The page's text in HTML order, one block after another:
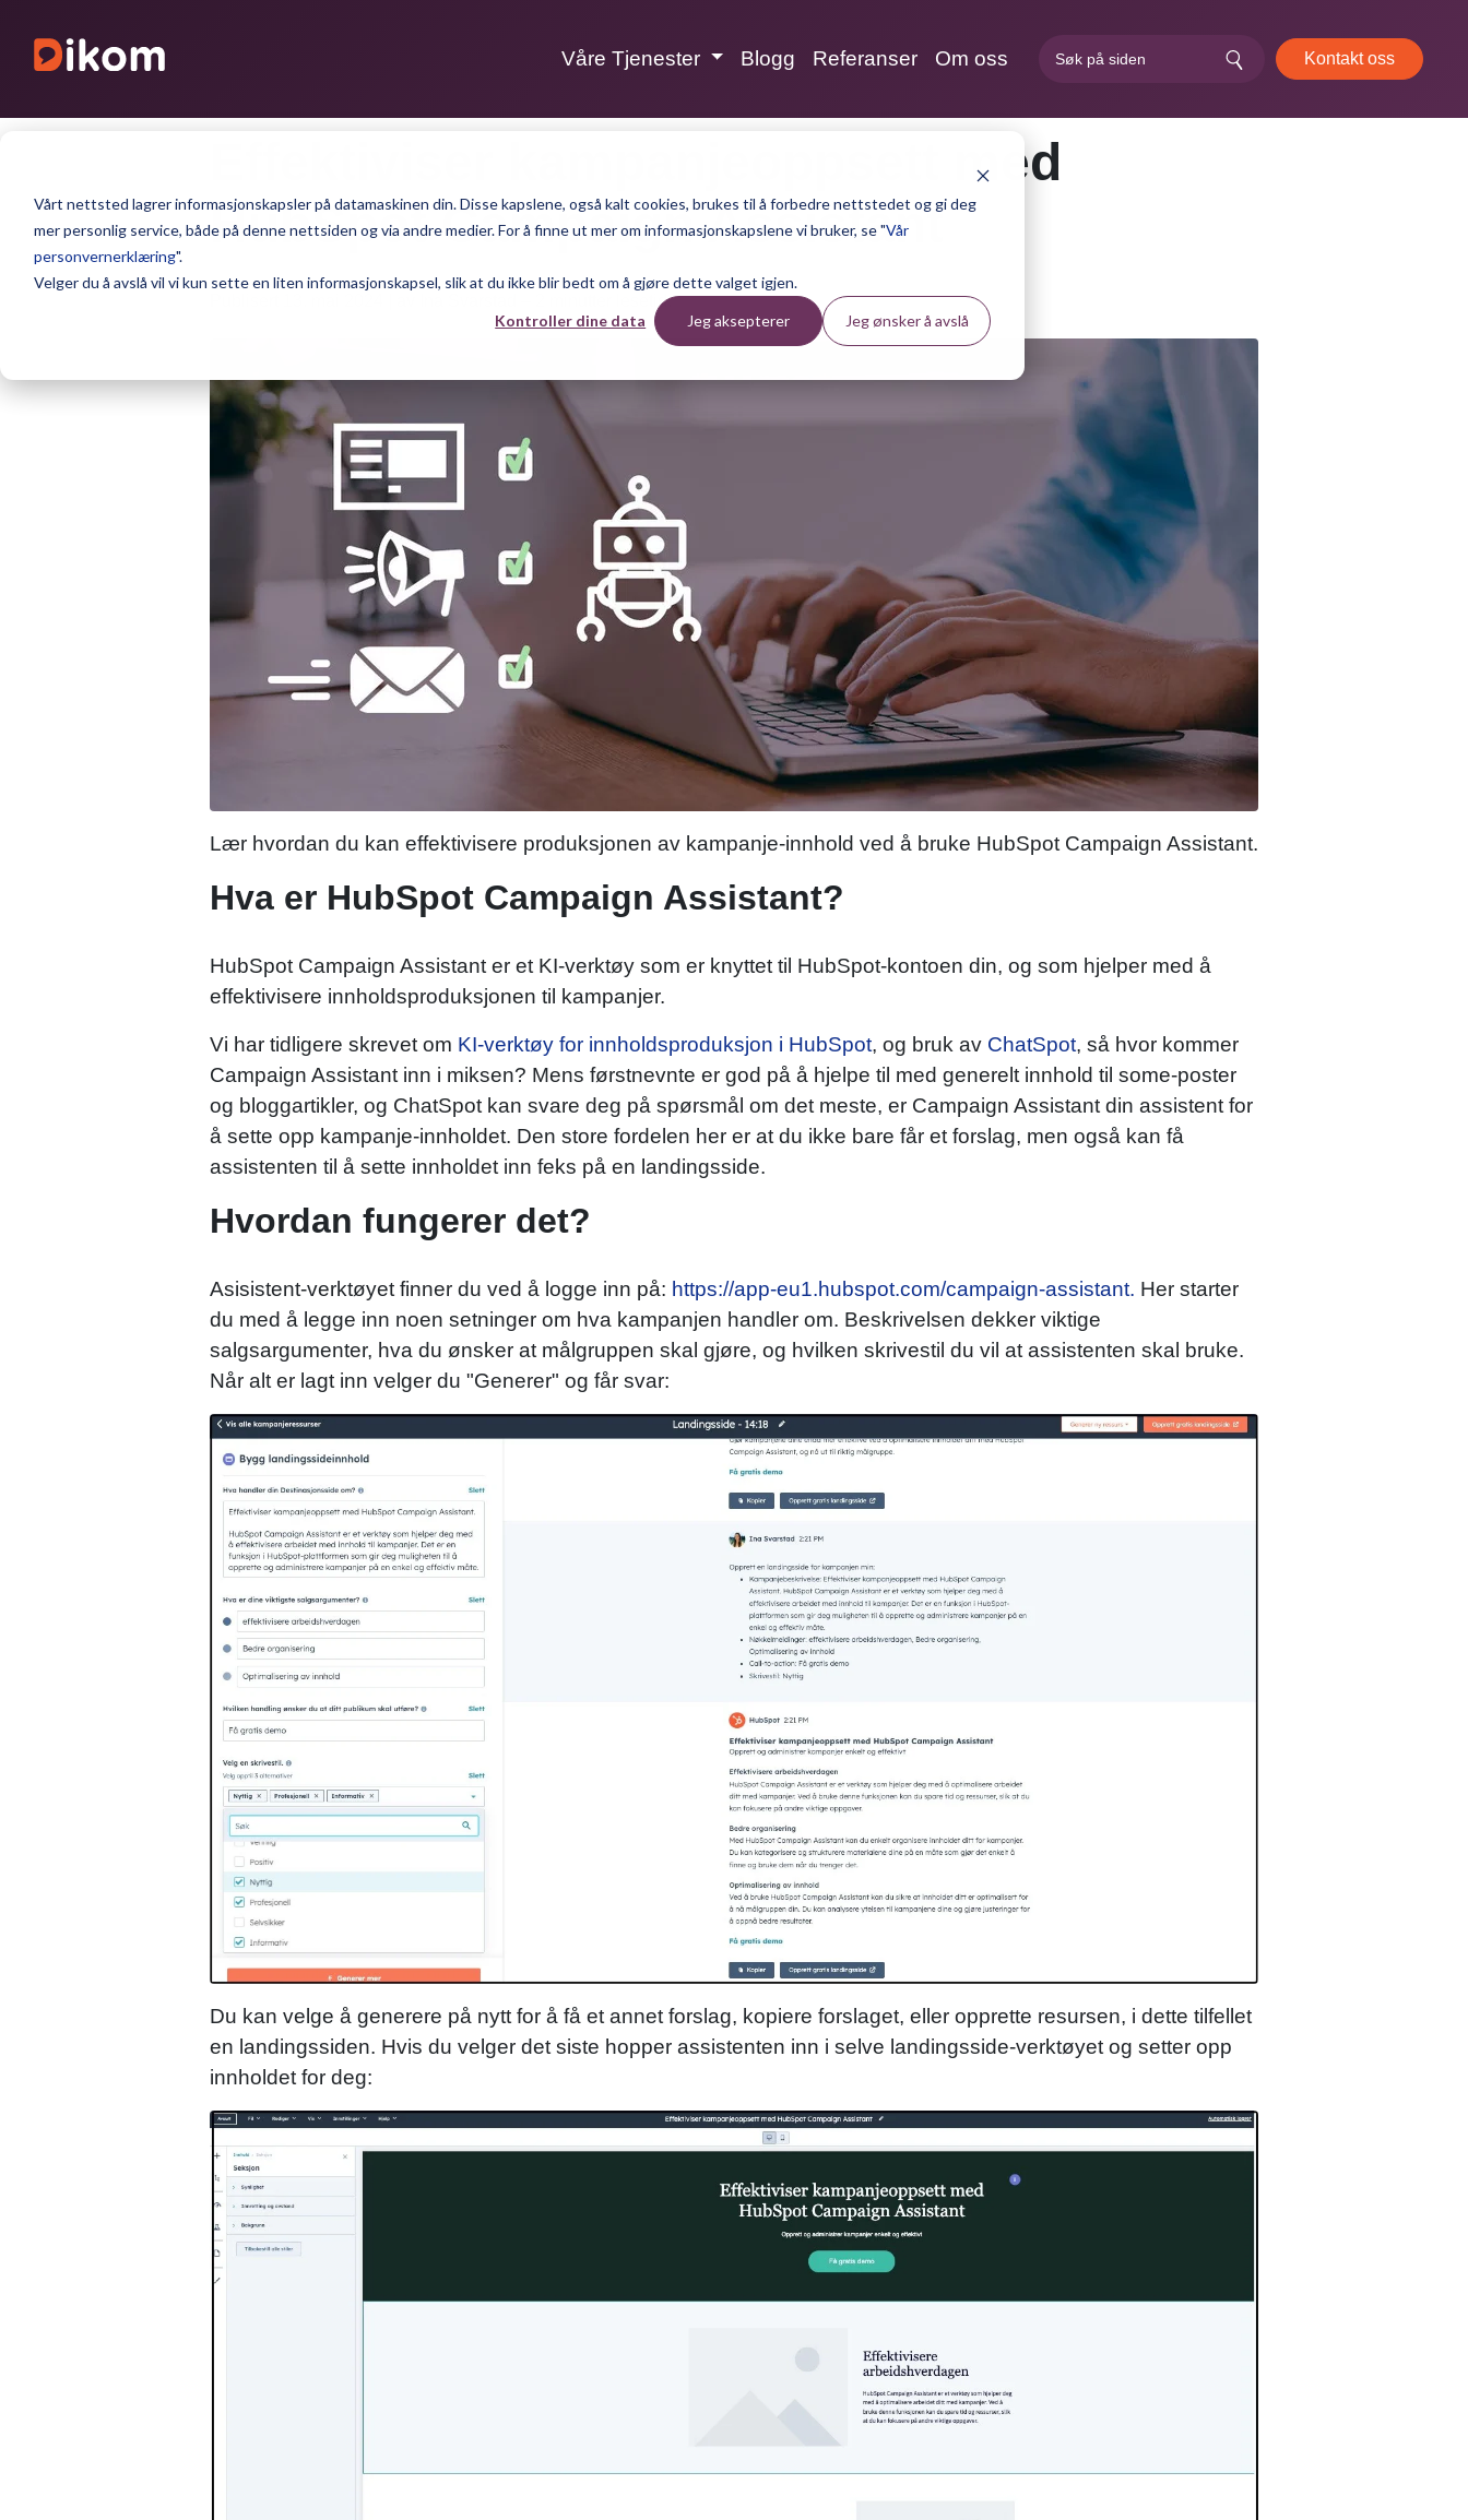
Vårt nettsted lagrer informasjonskapsler på datamaskinen din. Disse kapslene, også kalt cookies, brukes til å forbedre nettstedet og gi deg
mer personlig service, både på denne nettsiden og via andre medier. For å finne ut mer om informasjonskapslene vi bruker, se "Vår
personvernerklæring".
Velger du å avslå vil vi kun sette en liten informasjonskapsel, slik at du ikke blir bedt om å gjøre dette valget igjen.
Kontroller dine data Jeg aksepterer Jeg ønsker å avslå
Våre Tjenester Blogg Referanser Om oss Kontakt oss
Effektiviser kampanjeoppsett med
HubSpot Campaign Assistant
Publisert 13. mai 2024 | av Ina Svarstad – 2 minutter lesetid.
Lær hvordan du kan effektivisere produksjonen av kampanje-innhold ved å bruke HubSpot Campaign Assistant.
Hva er HubSpot Campaign Assistant?
HubSpot Campaign Assistant er et KI-verktøy som er knyttet til HubSpot-kontoen din, og som hjelper med å
effektivisere innholdsproduksjonen til kampanjer.
Vi har tidligere skrevet om KI-verktøy for innholdsproduksjon i HubSpot, og bruk av ChatSpot, så hvor kommer
Campaign Assistant inn i miksen? Mens førstnevnte er god på å hjelpe til med generelt innhold til some-poster
og bloggartikler, og ChatSpot kan svare deg på spørsmål om det meste, er Campaign Assistant din assistent for
å sette opp kampanje-innholdet. Den store fordelen her er at du ikke bare får et forslag, men også kan få
assistenten til å sette innholdet inn feks på en landingsside.
Hvordan fungerer det?
Asisistent-verktøyet finner du ved å logge inn på: https://app-eu1.hubspot.com/campaign-assistant. Her starter
du med å legge inn noen setninger om hva kampanjen handler om. Beskrivelsen dekker viktige
salgsargumenter, hva du ønsker at målgruppen skal gjøre, og hvilken skrivestil du vil at assistenten skal bruke.
Når alt er lagt inn velger du "Generer" og får svar:
Du kan velge å generere på nytt for å få et annet forslag, kopiere forslaget, eller opprette resursen, i dette tilfellet
en landingssiden. Hvis du velger det siste hopper assistenten inn i selve landingsside-verktøyet og setter opp
innholdet for deg: